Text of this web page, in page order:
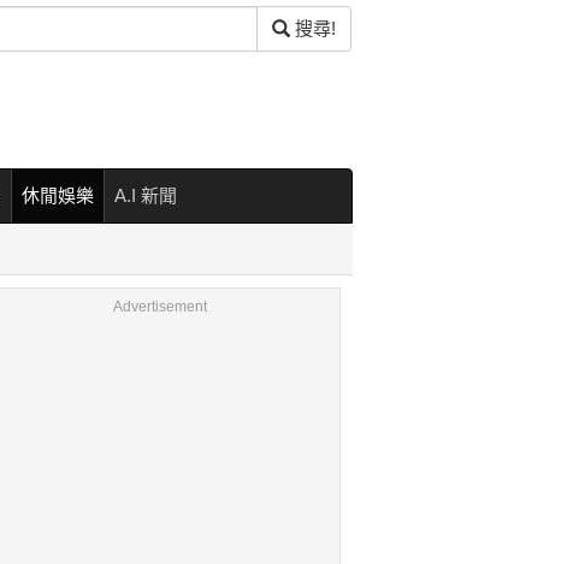
搜尋!
休閒娛樂 A.I 新聞
Advertisement